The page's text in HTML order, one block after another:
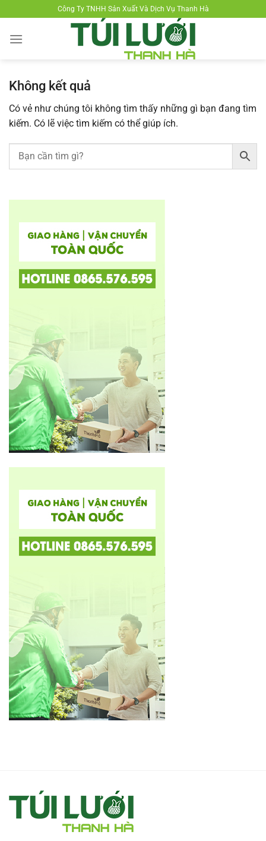
đến
nội
Công Ty TNHH Sản Xuất Và Dịch Vụ Thanh Hà
Không kết quả
Có vẻ như chúng tôi không tìm thấy những gì bạn đang tìm
kiếm. Có lẽ việc tìm kiếm có thể giúp ích.